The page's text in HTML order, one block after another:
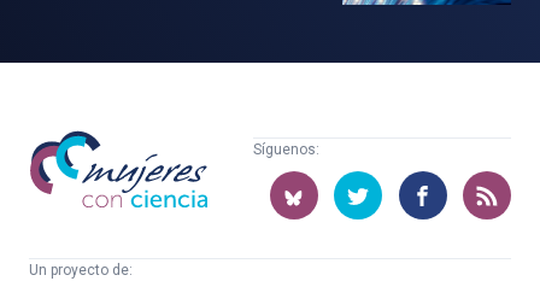
Mujeres
con
ciencia
Síguenos:
Un proyecto de: